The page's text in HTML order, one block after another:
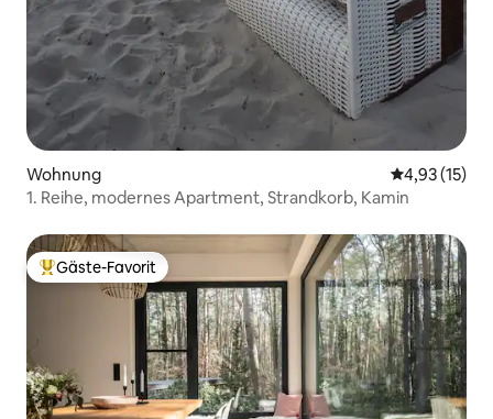
Wohnung
4,93 (15)
1. Reihe, modernes Apartment, Strandkorb, Kamin
Beliebter Gäste-Favorit.
Gäste-Favorit